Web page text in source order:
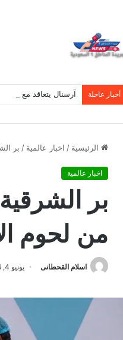
أخبار عاجلة آرسنال يتعاقد مع
الرئيسية / اخبار عالمية / بر الشرقية
اخبار عالمية
من لحوم
اسلام القحطانى يونيو 4, 2026